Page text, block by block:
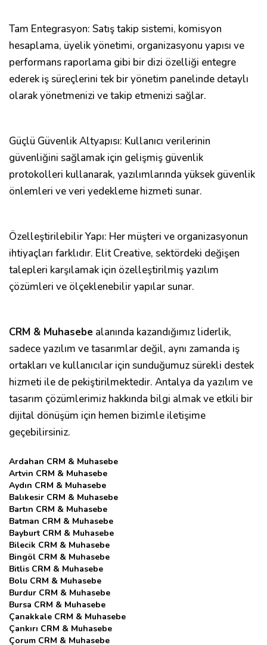
Tam Entegrasyon: Satış takip sistemi, komisyon
hesaplama, üyelik yönetimi, organizasyonu yapısı ve
performans raporlama gibi bir dizi özelliği entegre
ederek iş süreçlerini tek bir yönetim panelinde detaylı
olarak yönetmenizi ve takip etmenizi sağlar.
Güçlü Güvenlik Altyapısı: Kullanıcı verilerinin
güvenliğini sağlamak için gelişmiş güvenlik
protokolleri kullanarak, yazılımlarında yüksek güvenlik
önlemleri ve veri yedekleme hizmeti sunar.
Özelleştirilebilir Yapı: Her müşteri ve organizasyonun
ihtiyaçları farklıdır. Elit Creative, sektördeki değişen
talepleri karşılamak için özelleştirilmiş yazılım
çözümleri ve ölçeklenebilir yapılar sunar.
CRM & Muhasebe alanında kazandığımız liderlik,
sadece yazılım ve tasarımlar değil, aynı zamanda iş
ortakları ve kullanıcılar için sunduğumuz sürekli destek
hizmeti ile de pekiştirilmektedir. Antalya da yazılım ve
tasarım çözümlerimiz hakkında bilgi almak ve etkili bir
dijital dönüşüm için hemen bizimle iletişime
geçebilirsiniz.
Ardahan CRM & Muhasebe
Artvin CRM & Muhasebe
Aydın CRM & Muhasebe
Balıkesir CRM & Muhasebe
Bartın CRM & Muhasebe
Batman CRM & Muhasebe
Bayburt CRM & Muhasebe
Bilecik CRM & Muhasebe
Bingöl CRM & Muhasebe
Bitlis CRM & Muhasebe
Bolu CRM & Muhasebe
Burdur CRM & Muhasebe
Bursa CRM & Muhasebe
Çanakkale CRM & Muhasebe
Çankırı CRM & Muhasebe
Çorum CRM & Muhasebe